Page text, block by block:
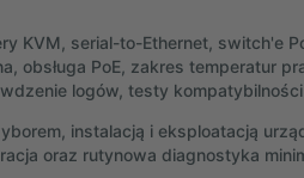
KVM, serial-to-Ethernet, switch'e
obsługa PoE, zakres temperatur
logów, testy
instalacją i eksploatacją
oraz rutynowa diagnostyka